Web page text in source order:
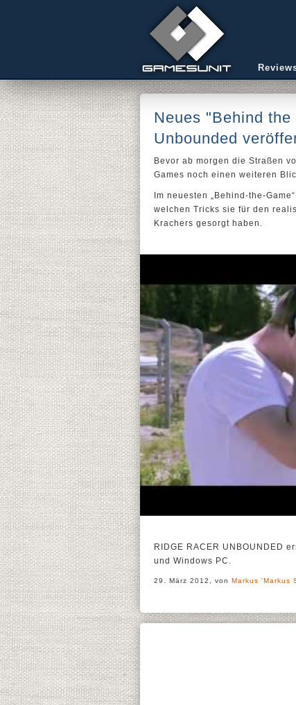
Neues "Behind
Unbounded
Bevor ab morgen die Straßen
Games noch einen weiteren
Im neuesten „Behind-the-
welchen Tricks sie für den
Krachers gesorgt haben.
RIDGE RACER UNBOUNDED
und Windows PC.
29. März 2012, von Markus 'Markus